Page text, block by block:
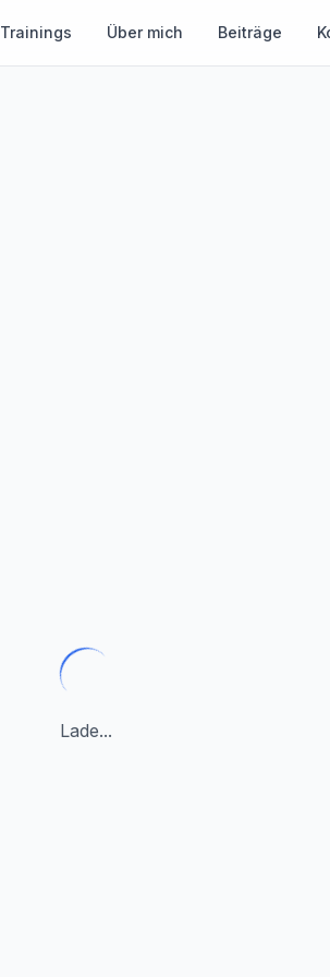
Trainings Über mich Beiträge
Lade...